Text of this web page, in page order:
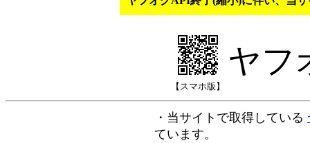
【スマホ版】
ヤフ
・当サイトで取得している
ています。